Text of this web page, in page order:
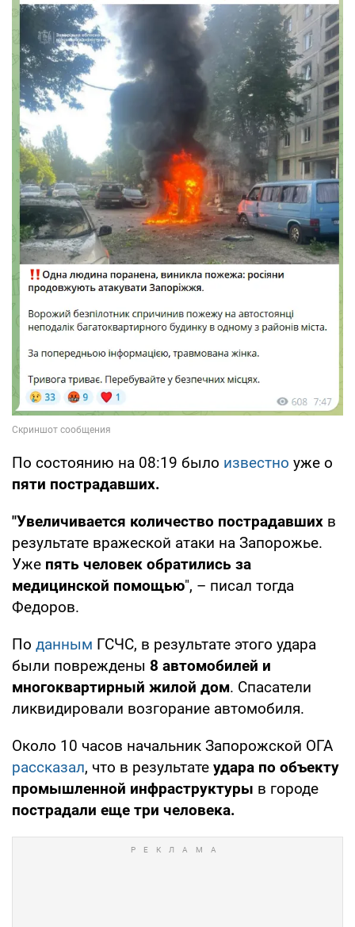
По состоянию на 08:19 было известно уже о
пяти пострадавших.
"Увеличивается количество пострадавших в
результате вражеской атаки на Запорожье.
Уже пять человек обратились за
медицинской помощью", – писал тогда
Федоров.
По данным ГСЧС, в результате этого удара
были повреждены 8 автомобилей и
многоквартирный жилой дом. Спасатели
ликвидировали возгорание автомобиля.
Около 10 часов начальник Запорожской ОГА
рассказал, что в результате удара по объекту
промышленной инфраструктуры в городе
пострадали еще три человека.